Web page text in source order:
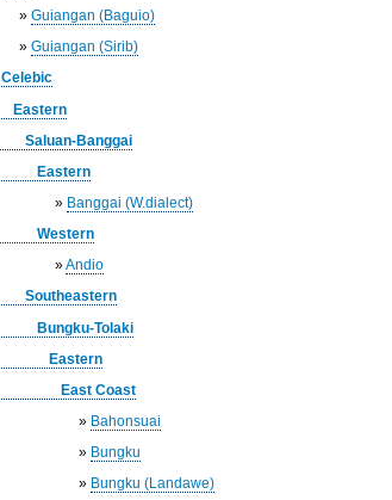
»Guiangan (Baguio)
»Guiangan (Sirib)
Celebic
Eastern
Saluan-Banggai
Eastern
» Banggai (W.dialect)
Western
»Andio
Southeastern
Bungku-Tolaki
Eastern
East Coast
» Bahonsuai
» Bungku
» Bungku (Landawe)